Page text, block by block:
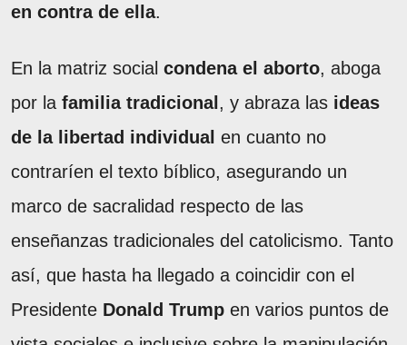
en contra de ella.
En la matriz social condena el aborto, aboga
por la familia tradicional , y abraza las ideas
de la libertad individual en cuanto no
contraríen el texto bíblico, asegurando un
marco de sacralidad respecto de las
enseñanzas tradicionales del catolicismo. Tanto
así, que hasta ha llegado a coincidir con el
Presidente Donald Trump en varios puntos de